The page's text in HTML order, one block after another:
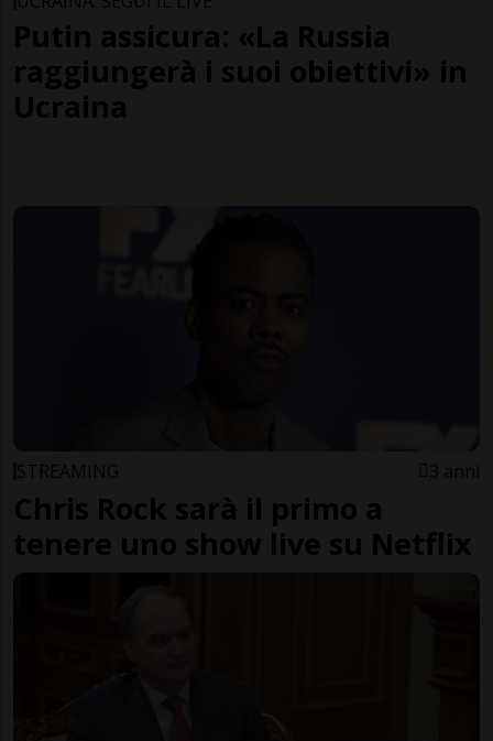
Putin assicura: «La Russia
raggiungerà i suoi obiettivi» in
Ucraina
STREAMING 3 anni
Chris Rock sarà il primo a
tenere uno show live su Netflix